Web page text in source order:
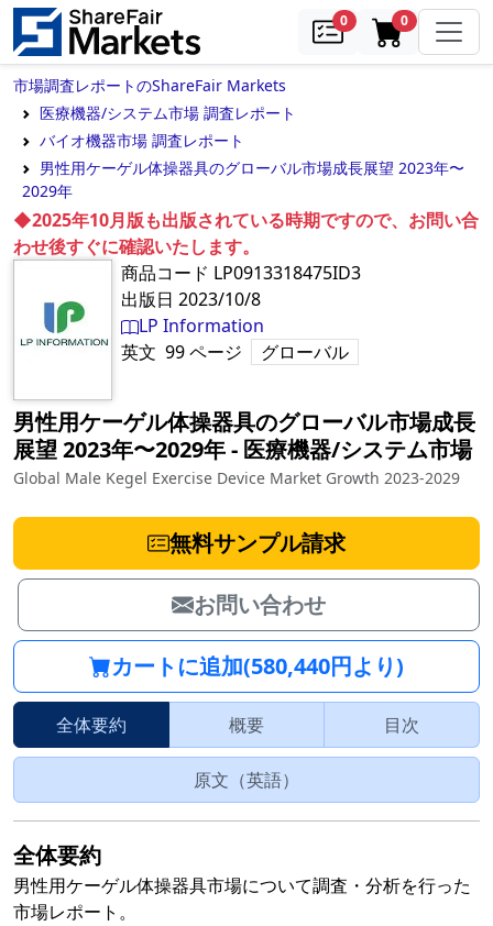
0samples0in cart
市場調査レポートのShareFair Markets
医療機器/システム市場 調査レポート
バイオ機器市場 調査レポート
男性用ケーゲル体操器具のグローバル市場成長展望 2023年〜
2029年
◆2025年10月版も出版されている時期ですので、お問い合
わせ後すぐに確認いたします。
商品コード LP0913318475ID3
出版日 2023/10/8
LP Information
英文 99ページ グローバル
男性用ケーゲル体操器具のグローバル市場成長
展望 2023年〜2029年‐ 医療機器/システム市場
Global Male Kegel Exercise Device Market Growth 2023-2029
無料サンプル請求
お問い合わせ
カートに追加(580,440円より)
全体要約 概要 目次
原文（英語）
全体要約
男性用ケーゲル体操器具市場について調査・分析を行った
市場レポート。